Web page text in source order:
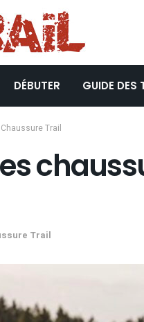
DÉBUTER GUIDE DES
Chaussure Trail
Trail